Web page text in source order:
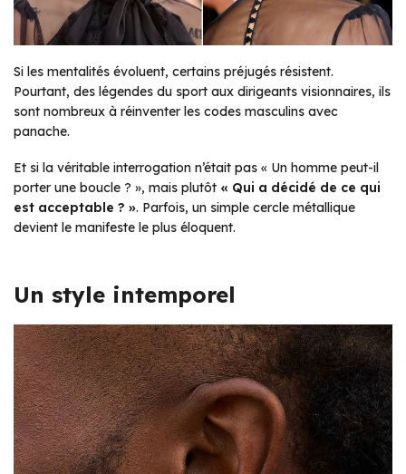
Si les mentalités évoluent, certains préjugés résistent.
Pourtant, des légendes du sport aux dirigeants visionnaires, ils
sont nombreux à réinventer les codes masculins avec
panache.
Et si la véritable interrogation n’était pas « Un homme peut-il
porter une boucle ? », mais plutôt « Qui a décidé de ce qui
est acceptable ? ». Parfois, un simple cercle métallique
devient le manifeste le plus éloquent.
Un style intemporel